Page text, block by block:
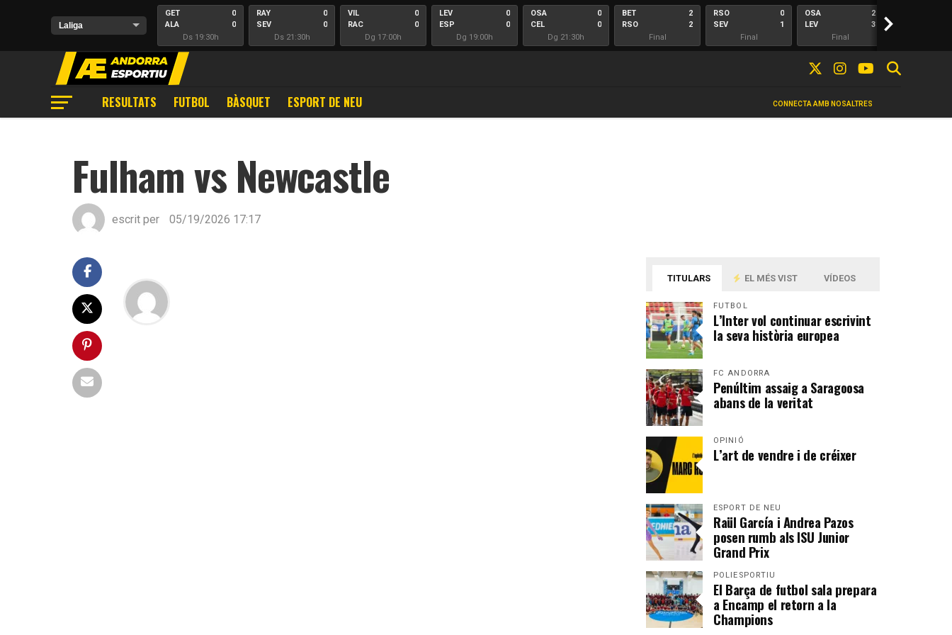
GET
ALA
0
0
Ds 19:30h
RAY
SEV
0
0
Ds 21:30h
VIL
RAC
0
0
Dg 17:00h
LEV
ESP
0
0
Dg 19:00h
OSA
CEL
0
0
Dg 21:30h
BET
RSO
2
2
Final
RSO
SEV
0
1
Final
OSA
LEV
2
3
Final
>
CONNECTA AMB NOSALTRES
RESULTATS FUTBOL BÀSQUET ESPORT DE NEU
Fulham vs Newcastle
escrit per 05/19/2026 17:17
TITULARS EL MÉS VIST VÍDEOS
FUTBOL
L’Inter vol continuar escrivint
la seva història europea
FC ANDORRA
Penúltim assaig a Saragoosa
abans de la veritat
OPINIÓ
L’art de vendre i de créixer
ESPORT DE NEU
Raül García i Andrea Pazos
posen rumb als ISU Junior
Grand Prix
POLIESPORTIU
El Barça de futbol sala prepara
a Encamp el retorn a la
Champions